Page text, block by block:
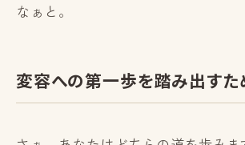
なぁと。
変容への第一歩を踏み出すた